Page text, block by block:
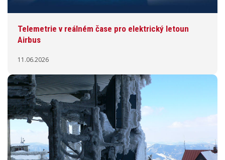
Telemetrie v reálném čase pro elektrický letoun
Airbus
11.06.2026